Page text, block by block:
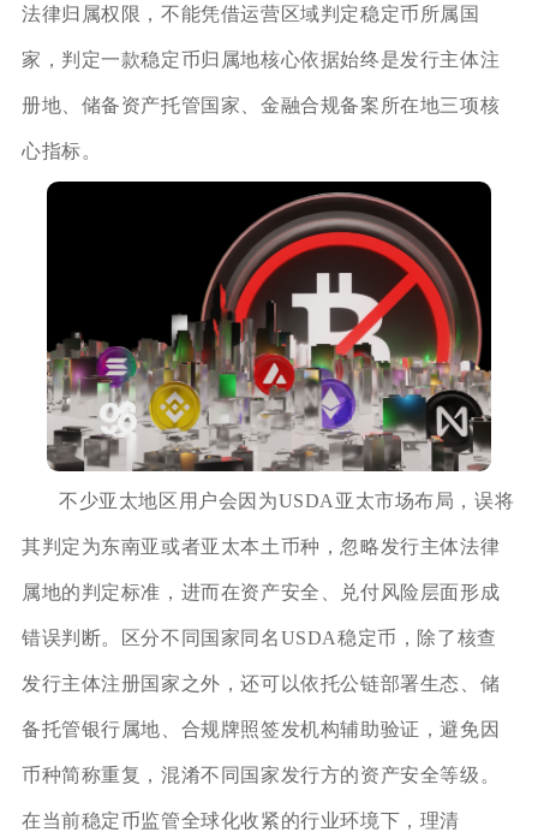
法律归属权限，不能凭借运营区域判定稳定币所属国
家，判定一款稳定币归属地核心依据始终是发行主体注
册地、储备资产托管国家、金融合规备案所在地三项核
心指标。
不少亚太地区用户会因为USDA亚太市场布局，误将
其判定为东南亚或者亚太本土币种，忽略发行主体法律
属地的判定标准，进而在资产安全、兑付风险层面形成
错误判断。区分不同国家同名USDA稳定币，除了核查
发行主体注册国家之外，还可以依托公链部署生态、储
备托管银行属地、合规牌照签发机构辅助验证，避免因
币种简称重复，混淆不同国家发行方的资产安全等级。
在当前稳定币监管全球化收紧的行业环境下，理清